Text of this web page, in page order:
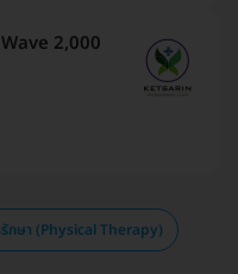
2,000
กษา (Physical Therapy)